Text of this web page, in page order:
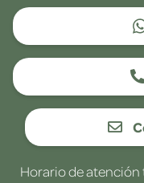
Horario de atención